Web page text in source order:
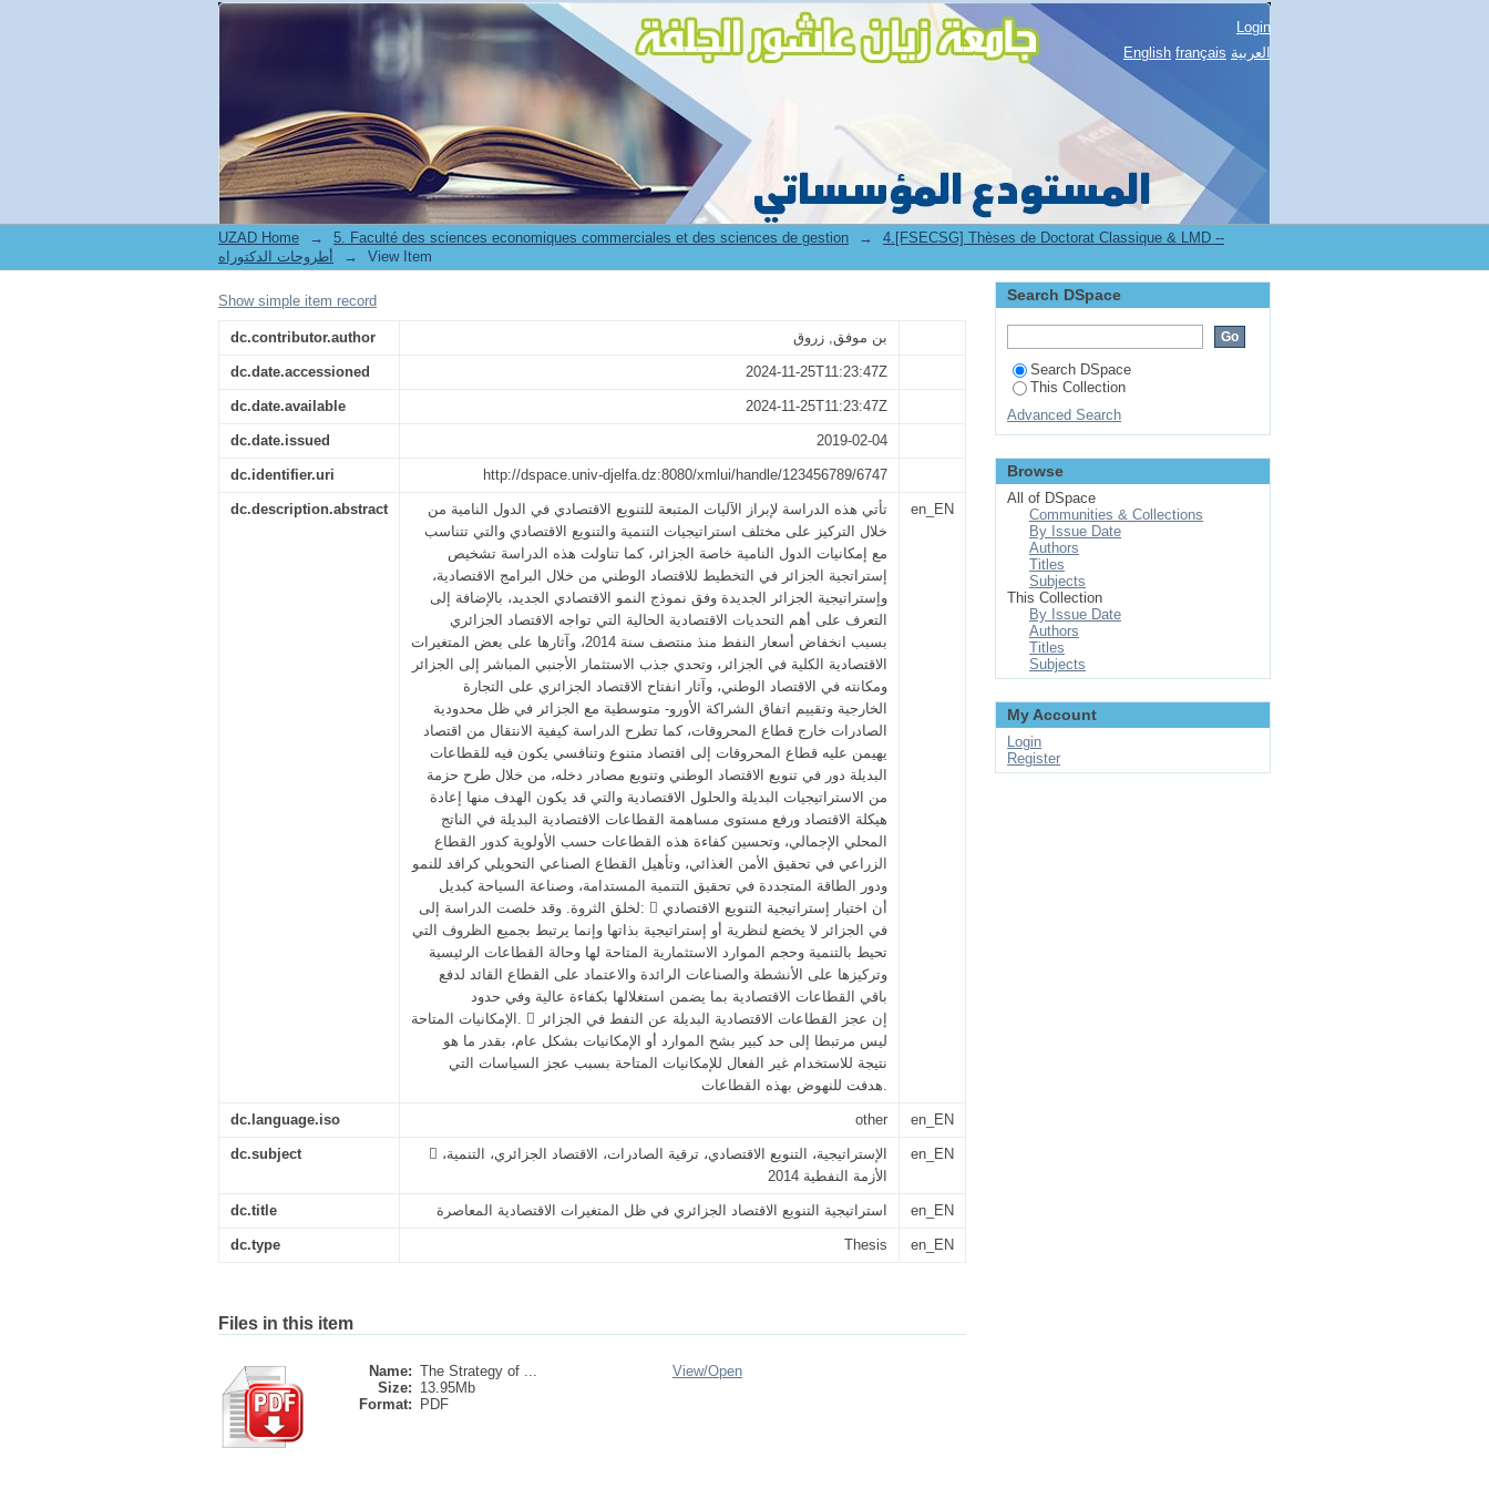
استراتيجية التنويع الاقتصاد الجزائري في ظل المتغيرات الاقتصادية المعاصرة
Login
English français العربية
UZAD Home → 5. Faculté des sciences economiques commerciales et des sciences de gestion →
4.[FSECSG] Thèses de Doctorat Classique & LMD --
أطروحات الدكتوراه
→ View Item
Show simple item record
dc.contributor.author بن موفق, زروق
dc.date.accessioned 2024-11-25T11:23:47Z
dc.date.available 2024-11-25T11:23:47Z
dc.date.issued 2019-02-04
dc.identifier.uri http://dspace.univ-djelfa.dz:8080/xmlui/handle/123456789/6747
dc.description.abstract
تأتي هذه الدراسة لإبراز الآليات المتبعة للتنويع الاقتصادي في الدول النامية من
خلال التركيز على مختلف استراتيجيات التنمية والتنويع الاقتصادي والتي تتناسب
مع إمكانيات الدول النامية خاصة الجزائر، كما تناولت هذه الدراسة تشخيص
إستراتجية الجزائر في التخطيط للاقتصاد الوطني من خلال البرامج الاقتصادية،
وإستراتيجية الجزائر الجديدة وفق نموذج النمو الاقتصادي الجديد، بالإضافة إلى
التعرف على أهم التحديات الاقتصادية الحالية التي تواجه الاقتصاد الجزائري
بسبب انخفاض أسعار النفط منذ منتصف سنة 2014، وآثارها على بعض المتغيرات
الاقتصادية الكلية في الجزائر، وتحدي جذب الاستثمار الأجنبي المباشر إلى الجزائر
ومكانته في الاقتصاد الوطني، وآثار انفتاح الاقتصاد الجزائري على التجارة
الخارجية وتقييم اتفاق الشراكة الأورو- متوسطية مع الجزائر في ظل محدودية
الصادرات خارج قطاع المحروقات، كما تطرح الدراسة كيفية الانتقال من اقتصاد
يهيمن عليه قطاع المحروقات إلى اقتصاد متنوع وتنافسي يكون فيه للقطاعات
البديلة دور في تنويع الاقتصاد الوطني وتنويع مصادر دخله، من خلال طرح حزمة
من الاستراتيجيات البديلة والحلول الاقتصادية والتي قد يكون الهدف منها إعادة
هيكلة الاقتصاد ورفع مستوى مساهمة القطاعات الاقتصادية البديلة في الناتج
المحلي الإجمالي، وتحسين كفاءة هذه القطاعات حسب الأولوية كدور القطاع
الزراعي في تحقيق الأمن الغذائي، وتأهيل القطاع الصناعي التحويلي كرافد للنمو
ودور الطاقة المتجددة في تحقيق التنمية المستدامة، وصناعة السياحة كبديل
لخلق الثروة. وقد خلصت الدراسة إلى:  أن اختيار إستراتيجية التنويع الاقتصادي
في الجزائر لا يخضع لنظرية أو إستراتيجية بذاتها وإنما يرتبط بجميع الظروف التي
تحيط بالتنمية وحجم الموارد الاستثمارية المتاحة لها وحالة القطاعات الرئيسية
وتركيزها على الأنشطة والصناعات الرائدة والاعتماد على القطاع القائد لدفع
باقي القطاعات الاقتصادية بما يضمن استغلالها بكفاءة عالية وفي حدود
الإمكانيات المتاحة.  إن عجز القطاعات الاقتصادية البديلة عن النفط في الجزائر
ليس مرتبطا إلى حد كبير بشح الموارد أو الإمكانيات بشكل عام، بقدر ما هو
نتيجة للاستخدام غير الفعال للإمكانيات المتاحة بسبب عجز السياسات التي
هدفت للنهوض بهذه القطاعات.
en_EN
dc.language.iso other en_EN
dc.subject
 الإستراتيجية، التنويع الاقتصادي، ترقية الصادرات، الاقتصاد الجزائري، التنمية،
الأزمة النفطية 2014
en_EN
dc.title استراتيجية التنويع الاقتصاد الجزائري في ظل المتغيرات الاقتصادية المعاصرة en_EN
dc.type Thesis en_EN
Files in this item
Name: The Strategy of ...
Size: 13.95Mb
Format:
PDF
View/Open
Search DSpace
Search DSpace
This Collection
Advanced Search
Browse
All of DSpace
Communities & Collections
By Issue Date
Authors
Titles
Subjects
This Collection
By Issue Date
Authors
Titles
Subjects
My Account
Login
Register